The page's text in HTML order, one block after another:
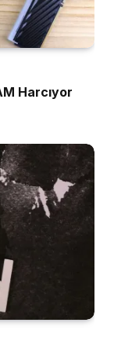
Harcıyor